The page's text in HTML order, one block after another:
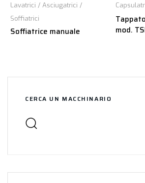
Lavatrici / Asciugatrici /
Soffiatrici
Soffiatrice manuale
mod.
CERCA UN MACCHINARIO